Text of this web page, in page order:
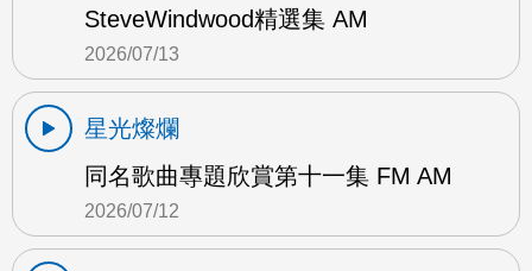
SteveWindwood精選集 AM
2026/07/13
星光燦爛
同名歌曲專題欣賞第十一集 FM AM
2026/07/12